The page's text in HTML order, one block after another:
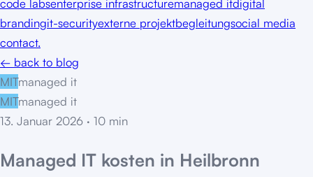
code labsenterprise infrastructuremanaged itdigital
brandingit-securityexterne projektbegleitungsocial media
contact.
← back to blog
MITmanaged it
MITmanaged it
13. Januar 2026 · 10 min
Managed IT kosten in Heilbronn